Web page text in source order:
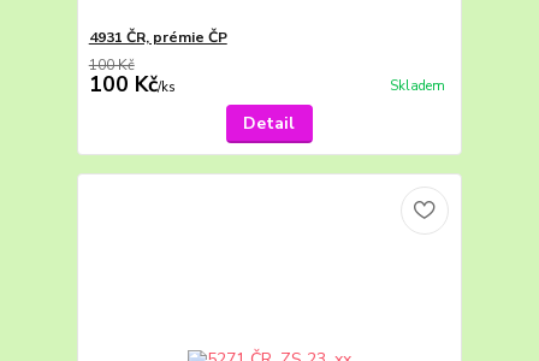
4931 ČR, prémie ČP
100 Kč
100 Kč/ks Skladem
Detail